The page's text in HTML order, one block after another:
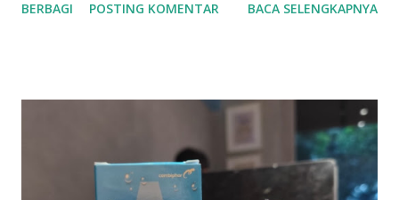
menghemat waktu dan tenaga. Menyadari kebutuhan
Tidak semua bisnis membutuhkan forklift baru. Bagi
perusahaan yang ingin menekan anggaran tanpa
mengorbankan kualitas, memilih forklift bekas bisa menjadi
langkah cerdas. SHN menyediakan berbagai unit forklift
BERBAGI POSTING KOMENTAR BACA SELENGKAPNYA